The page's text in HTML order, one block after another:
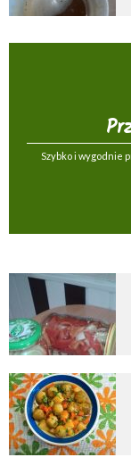
Szybko i wygodnie